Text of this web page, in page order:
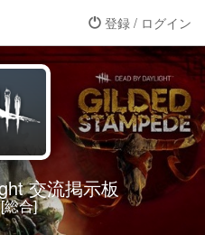
登録 / ログイン
交流掲示板
総合]